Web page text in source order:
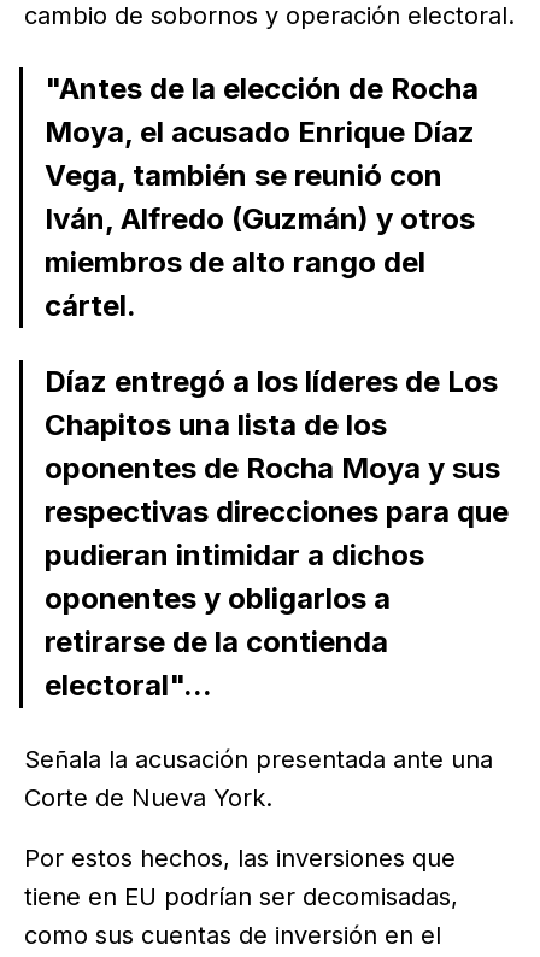
cambio de sobornos y operación electoral.
"Antes de la elección de Rocha
Moya, el acusado Enrique Díaz
Vega, también se reunió con
Iván, Alfredo (Guzmán) y otros
miembros de alto rango del
cártel.
Díaz entregó a los líderes de Los
Chapitos una lista de los
oponentes de Rocha Moya y sus
respectivas direcciones para que
pudieran intimidar a dichos
oponentes y obligarlos a
retirarse de la contienda
electoral"...
Señala la acusación presentada ante una
Corte de Nueva York.
Por estos hechos, las inversiones que
tiene en EU podrían ser decomisadas,
como sus cuentas de inversión en el